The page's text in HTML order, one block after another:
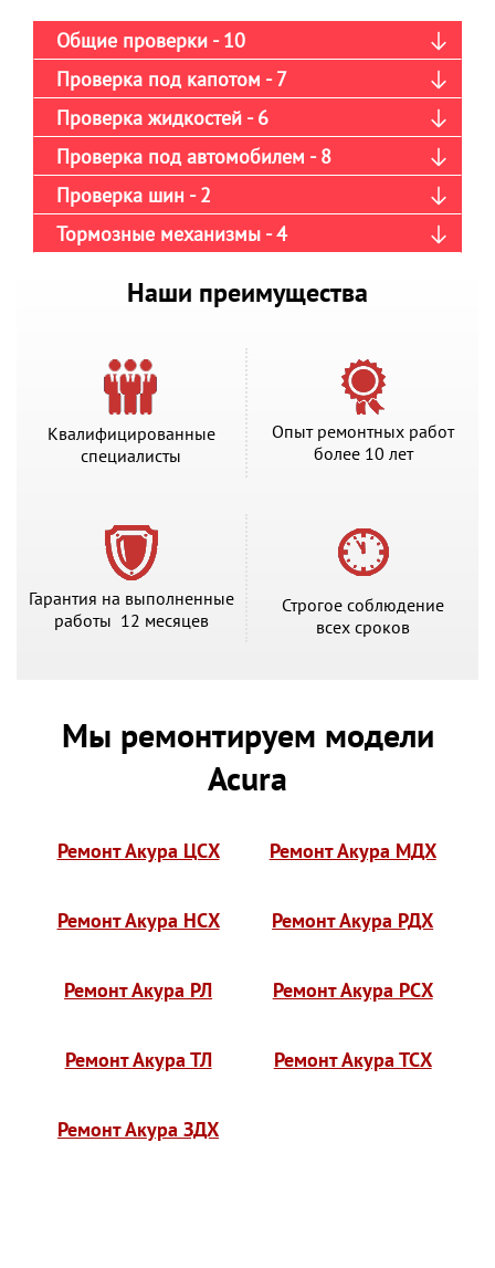
Общие проверки - 10
Проверка под капотом - 7
Проверка жидкостей - 6
Проверка под автомобилем - 8
Проверка шин - 2
Тормозные механизмы - 4
Наши преимущества
Квалифицированные
специалисты
Опыт ремонтных работ
более 10 лет
Гарантия на выполненные
работы 12 месяцев
Строгое соблюдение
всех сроков
Мы ремонтируем модели
Acura
Ремонт Акура ЦСХ Ремонт Акура МДХ
Ремонт Акура НСХ Ремонт Акура РДХ
Ремонт Акура РЛ Ремонт Акура РСХ
Ремонт Акура ТЛ Ремонт Акура ТСХ
Ремонт Акура ЗДХ